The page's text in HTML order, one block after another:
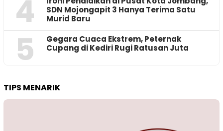
4
SDN Mojongapit 3 Hanya Terima Satu
Murid Baru
5
‎Gegara Cuaca Ekstrem, Peternak
Cupang di Kediri Rugi Ratusan Juta
TIPS MENARIK